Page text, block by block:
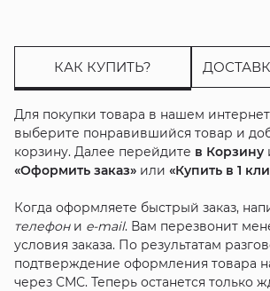
КАК КУПИТЬ?
Для покупки товара в нашем
выберите понравившийся товар и
корзину. Далее перейдите в Корзину
«Оформить заказ»или «Купить в 1
Когда оформляете быстрый заказ,
телефони e-mail. Вам перезвонит
условия заказа. По результатам
подтверждение оформления товара
через СМС. Теперь останется только